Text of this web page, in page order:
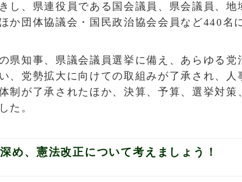
し、県連役員である国会議員、県会議員、地
か団体協議会・国民政治協会会員など440名
県知事、県議会議員選挙に備え、あらゆる党
、党勢拡大に向けての取組みが了承され、人
制が了承されたほか、決算、予算、選挙対策
た。
め、憲法改正について考えましょう！